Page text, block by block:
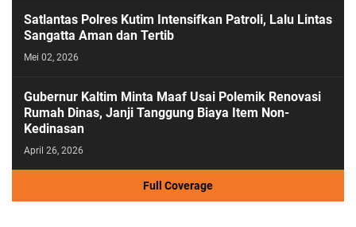
Satlantas Polres Kutim Intensifkan Patroli, Lalu Lintas
Sangatta Aman dan Tertib
Mei 02, 2026
Gubernur Kaltim Minta Maaf Usai Polemik Renovasi
Rumah Dinas, Janji Tanggung Biaya Item Non-
Kedinasan
April 26, 2026
Full Coverage